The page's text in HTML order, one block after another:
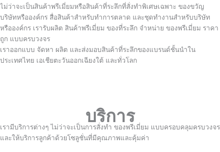
ไม่ว่าจะเป็นสินค้าพรีเมี่ยมหรือสินค้าที่ระลึกที่สั่งทำพิเศษเฉพาะ ของขวัญ
บริษัทหรือองค์กร สื่อสินค้าสำหรับทำการตลาด และชุดทำงานสำหรับบริษัท
หรือองค์กร เรารับผลิต สินค้าพรีเมี่ยม ของที่ระลึก จำหน่าย ของพรีเมี่ยม ราคา
ถูก แบบครบวงจร
เราออกแบบ จัดหา ผลิต และส่งมอบสินค้าที่ระลึกของแบรนด์ชั้นนำใน
ประเทศไทย เอเชียตะวันออกเฉียงใต้ และทั่วโลก
บริการ
เรามีบริการต่างๆ ไม่ว่าจะเป็นการสั่งทำ ของพรีเมี่ยม แบบครอบคลุมครบวงจร
และให้บริการลูกค้าด้วยโซลูชั่นที่มีคุณภาพและคุ้มค่า